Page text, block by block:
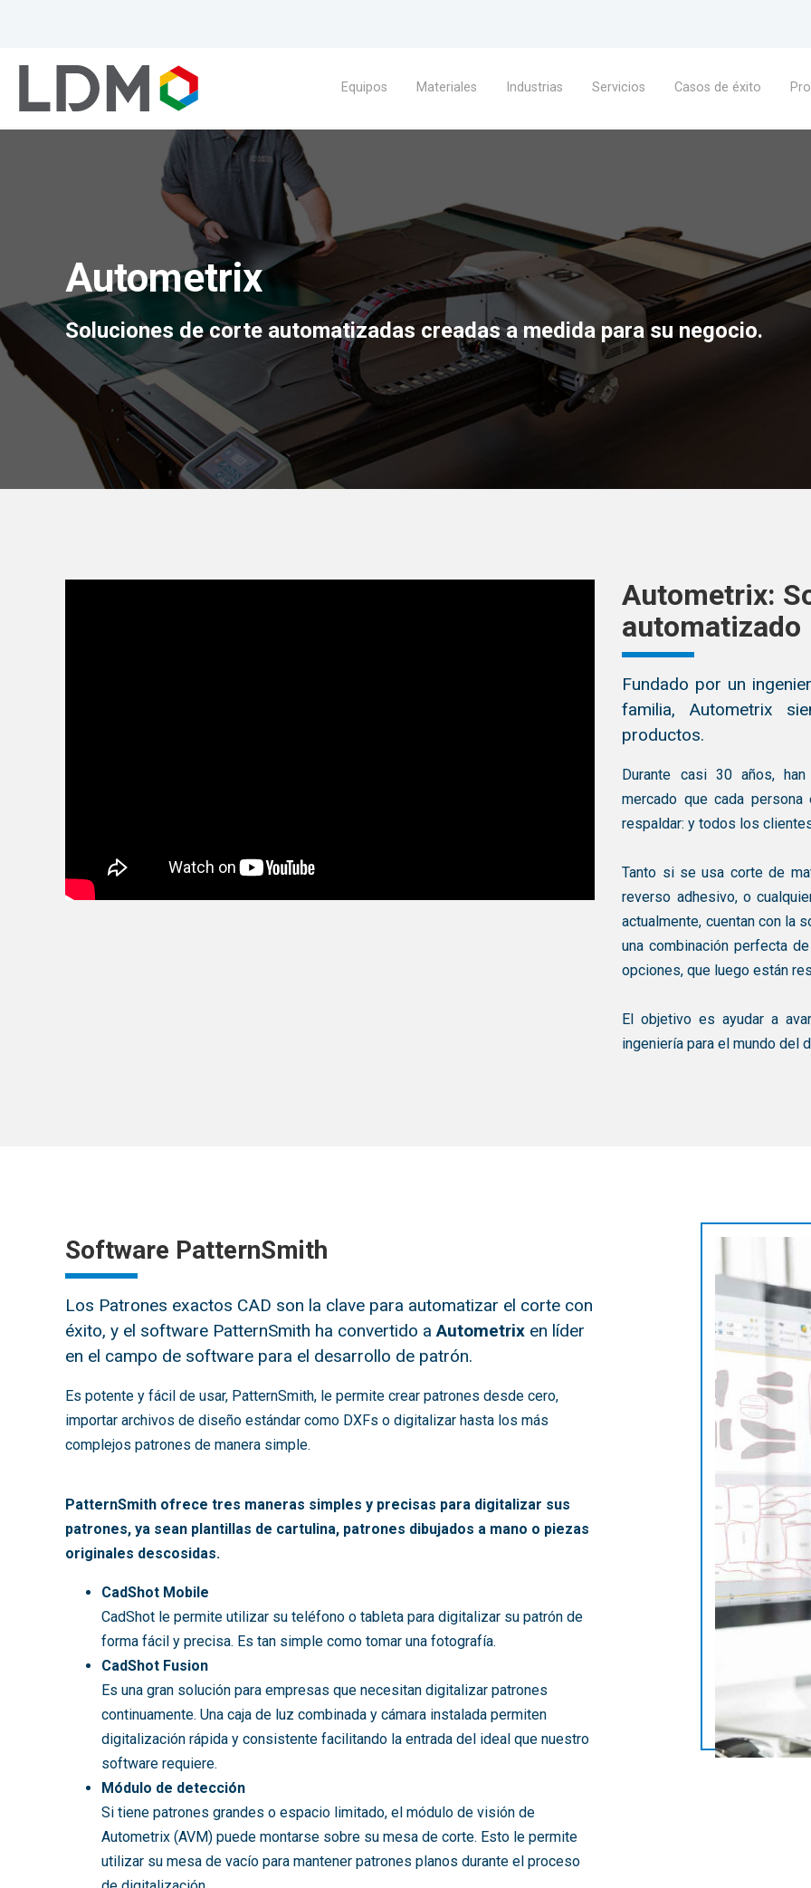
Equipos Materiales Industrias Servicios Casos de éxito
Autometrix
Soluciones de corte automatizadas creadas a medida para su negocio.
Autometrix:
automatizado
Fundado por un
familia, Autometrix
productos.
Durante casi 30 años,
mercado que cada
respaldar: y todos los
Tanto si se usa corte de
reverso adhesivo, o
actualmente, cuentan con la
una combinación perfecta
opciones, que luego están
El objetivo es ayudar a
ingeniería para el mundo del
Software PatternSmith
Los Patrones exactos CAD son la clave para automatizar el corte con
éxito, y el software PatternSmith ha convertido aAutometrix en líder
en el campo de software para el desarrollo de patrón.
Es potente y fácil de usar, PatternSmith, le permite crear patrones desde cero,
importar archivos de diseño estándar como DXFs o digitalizar hasta los más
complejos patrones de manera simple.
PatternSmith ofrece tres maneras simples y precisas para digitalizar sus
patrones, ya sean plantillas de cartulina, patrones dibujados a mano o piezas
originales descosidas.
CadShot Mobile
CadShot le permite utilizar su teléfono o tableta para digitalizar su patrón de
forma fácil y precisa. Es tan simple como tomar una fotografía.
CadShot Fusion
Es una gran solución para empresas que necesitan digitalizar patrones
continuamente. Una caja de luz combinada y cámara instalada permiten
digitalización rápida y consistente facilitando la entrada del ideal que nuestro
software requiere.
Módulo de detección
Si tiene patrones grandes o espacio limitado, el módulo de visión de
Autometrix (AVM) puede montarse sobre su mesa de corte. Esto le permite
utilizar su mesa de vacío para mantener patrones planos durante el proceso